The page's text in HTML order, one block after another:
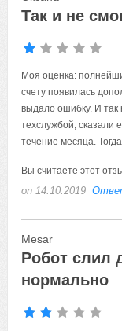
Так и не
Моя оценка:
счету появилась
выдало ошибку. И так
техслужбой, сказали
течение месяца.
Вы считаете этот
on 14.10.2019
Mesar
Робот слил
нормально